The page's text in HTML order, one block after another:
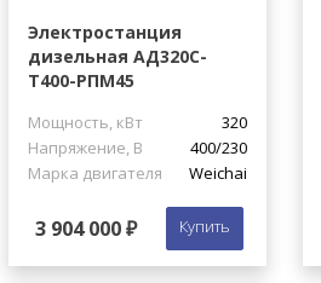
Электростанция
дизельная АД320С-
Т400-РПМ45
Мощность, кВт
320
Напряжение, В
400/230
Марка двигателя
Weichai
3 904 000 ₽ Купить